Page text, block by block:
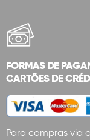
FORMAS DE
CARTÕES DE
Para compras via